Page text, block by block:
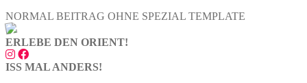
NORMAL BEITRAG OHNE SPEZIAL TEMPLATE
ERLEBE DEN ORIENT!
ISS MAL ANDERS!